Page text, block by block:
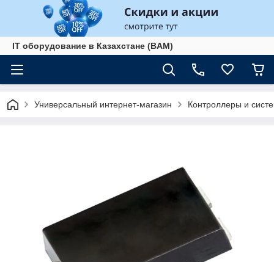
IT оборудование в Казахстане (BAM)
Универсальный интернет-магазин Контроллеры и